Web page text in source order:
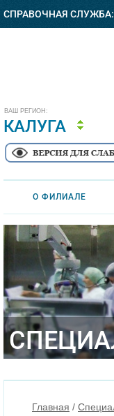
СПРАВОЧНАЯ СЛУЖБА:
ВАШ РЕГИОН:
КАЛУГА
О ФИЛИАЛЕ
Главная /